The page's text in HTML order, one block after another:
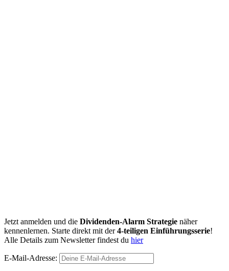
Jetzt anmelden und die Dividenden-Alarm Strategie näher
kennenlernen. Starte direkt mit der4-teiligen Einführungsserie!
Alle Details zum Newsletter findest du hier
E-Mail-Adresse: